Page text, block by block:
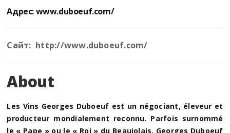
Адрес:www.duboeuf.com/
Сайт: http://www.duboeuf.com/
About
Les Vins Georges Duboeuf est un négociant, éleveur et
producteur mondialement reconnu. Parfois surnommé
le « Pape » ou le « Roi » du Beaujolais, Georges Duboeuf